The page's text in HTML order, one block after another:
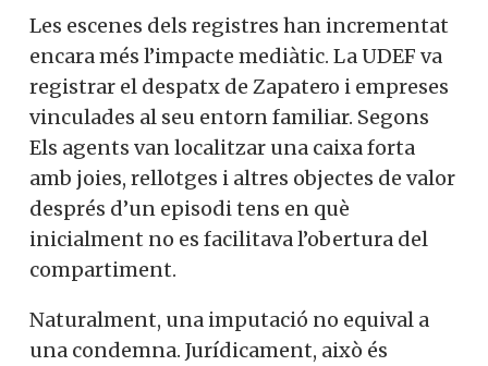
Les escenes dels registres han incrementat
encara més l’impacte mediàtic. La UDEF va
registrar el despatx de Zapatero i empreses
vinculades al seu entorn familiar. Segons
Els agents van localitzar una caixa forta
amb joies, rellotges i altres objectes de valor
després d’un episodi tens en què
inicialment no es facilitava l’obertura del
compartiment.
Naturalment, una imputació no equival a
una condemna. Jurídicament, això és